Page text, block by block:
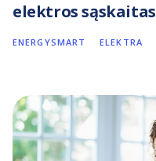
elektros sąskaitas
ENERGYSMART ELEKTRA